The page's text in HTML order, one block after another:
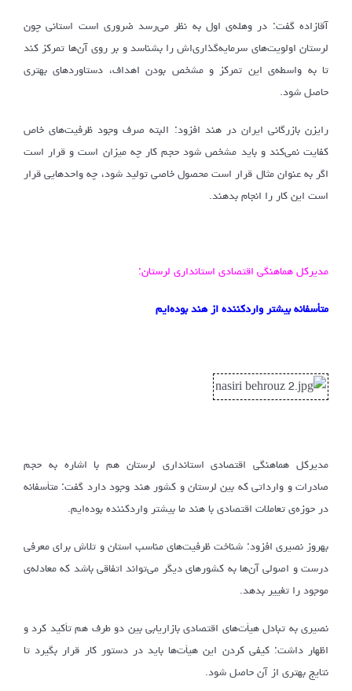
آقازاده گفت: در وهله‌ی اول به نظر می‌رسد ضروری است استانی چون
لرستان اولویت‌های سرمایه‌گذاری‌اش را بشناسد و بر روی آن‌ها تمرکز کند
تا به واسطه‌ی این تمرکز و مشخص بودن اهداف، دستاوردهای بهتری
حاصل شود.
رایزن بازرگانی ایران در هند افزود: البته صرف وجود ظرفیت‌های خاص
کفایت نمی‌کند و باید مشخص شود حجم کار چه میزان است و قرار است
اگر به عنوان مثال قرار است محصول خاصی تولید شود، چه واحدهایی قرار
است این کار را انجام بدهند.
مدیرکل هماهنگی اقتصادی استانداری لرستان:
متأسفانه بیشتر واردکننده از هند بوده‌ایم
مدیرکل هماهنگی اقتصادی استانداری لرستان هم با اشاره به حجم
صادرات و وارداتی که بین لرستان و کشور هند وجود دارد گفت: متأسفانه
در حوزه‌ی تعاملات اقتصادی با هند ما بیشتر واردکننده بوده‌ایم.
بهروز نصیری افزود: شناخت ظرفیت‌های مناسب استان و تلاش برای معرفی
درست و اصولی آن‌ها به کشورهای دیگر می‌تواند اتفاقی باشد که معادله‌ی
موجود را تغییر بدهد.
نصیری به تبادل هیأت‌های اقتصادی بازاریابی بین دو طرف هم تأکید کرد و
اظهار داشت: کیفی کردن این هیأت‌ها باید در دستور کار قرار بگیرد تا
نتایج بهتری از آن حاصل شود.